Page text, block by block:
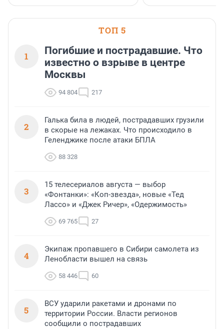
ТОП 5
1
Погибшие и пострадавшие. Что
известно о взрыве в центре
Москвы
94 804 217
2
Галька била в людей, пострадавших грузили
в скорые на лежаках. Что происходило в
Геленджике после атаки БПЛА
88 328
3
15 телесериалов августа — выбор
«Фонтанки»: «Коп-звезда», новые «Тед
Лассо» и «Джек Ричер», «Одержимость»
69 765 27
4
Экипаж пропавшего в Сибири самолета из
Ленобласти вышел на связь
58 446 60
5
ВСУ ударили ракетами и дронами по
территории России. Власти регионов
сообщили о пострадавших